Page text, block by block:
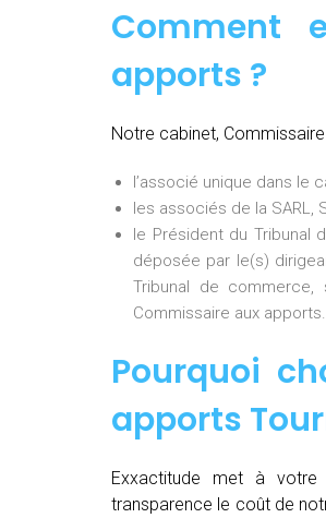
Comment
apports ?
Notre cabinet,
l’associé unique dans le
les associés de la SARL,
le Président du Tribunal
déposée par le(s)
Tribunal de
Commissaire aux apports.
Pourquoi
apports
Exxactitude met à
transparence le coût de